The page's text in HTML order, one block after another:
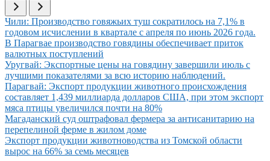
Иллюстрация новости
Чили: Производство говяжьих туш сократилось на 7,1% в
годовом исчислении в квартале с апреля по июнь 2026 года.
Иллюстрация новости
В Парагвае производство говядины обеспечивает приток
валютных поступлений
Иллюстрация новости
Уругвай: Экспортные цены на говядину завершили июль с
лучшими показателями за всю историю наблюдений.
Иллюстрация новости
Парагвай: Экспорт продукции животного происхождения
составляет 1,439 миллиарда долларов США, при этом экспорт
мяса птицы увеличился почти на 80%
Иллюстрация новости
Магаданский суд оштрафовал фермера за антисанитарию на
перепелиной ферме в жилом доме
Иллюстрация новости
Экспорт продукции животноводства из Томской области
вырос на 66% за семь месяцев